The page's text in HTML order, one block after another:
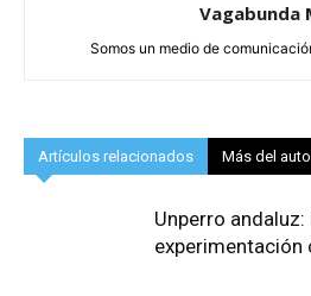
Vagabunda
Somos un medio de
Artículos relacionados Más del
Unperro
experimentación